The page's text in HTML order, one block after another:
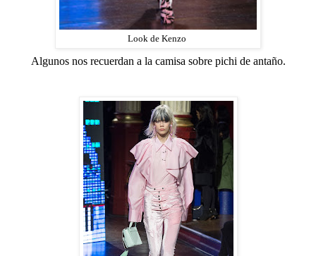
Look de Kenzo
Algunos nos recuerdan a la camisa sobre pichi de antaño.